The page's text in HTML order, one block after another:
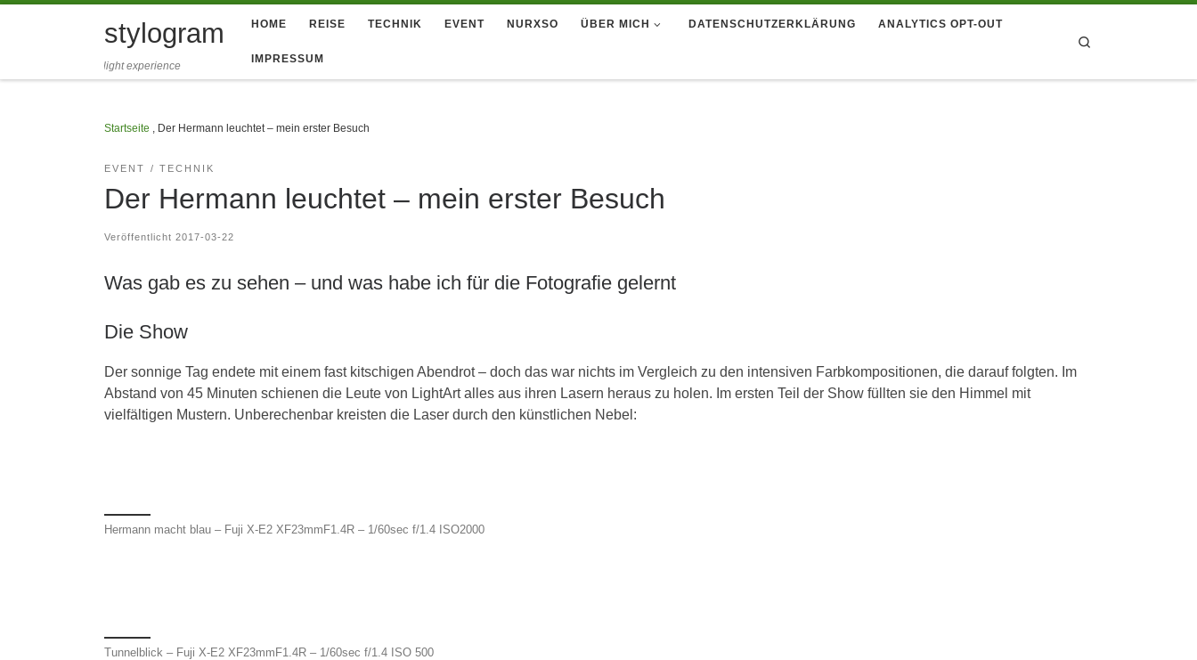
Zum Inhalt springenstylogram
light experience
HOME REISE TECHNIK EVENT NURXSO ÜBER MICH DATENSCHUTZERKLÄRUNG ANALYTICS OPT-OUT
IMPRESSUM
Startseite Der Hermann leuchtet – mein erster Besuch
EVENT TECHNIK
Der Hermann leuchtet – mein erster Besuch
Veröffentlicht 2017-03-22
Was gab es zu sehen – und was habe ich für die Fotografie gelernt
Die Show
Der sonnige Tag endete mit einem fast kitschigen Abendrot – doch das war nichts im Vergleich zu den intensiven Farbkompositionen, die darauf folgten. Im
Abstand von 45 Minuten schienen die Leute von LightArt alles aus ihren Lasern heraus zu holen. Im ersten Teil der Show füllten sie den Himmel mit
vielfältigen Mustern. Unberechenbar kreisten die Laser durch den künstlichen Nebel:
Hermann macht blau – Fuji X-E2 XF23mmF1.4R – 1/60sec f/1.4 ISO2000
Tunnelblick – Fuji X-E2 XF23mmF1.4R – 1/60sec f/1.4 ISO 500